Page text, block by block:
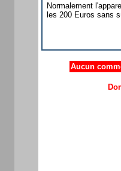
Normalement
les 200 Euros sans
Aucun